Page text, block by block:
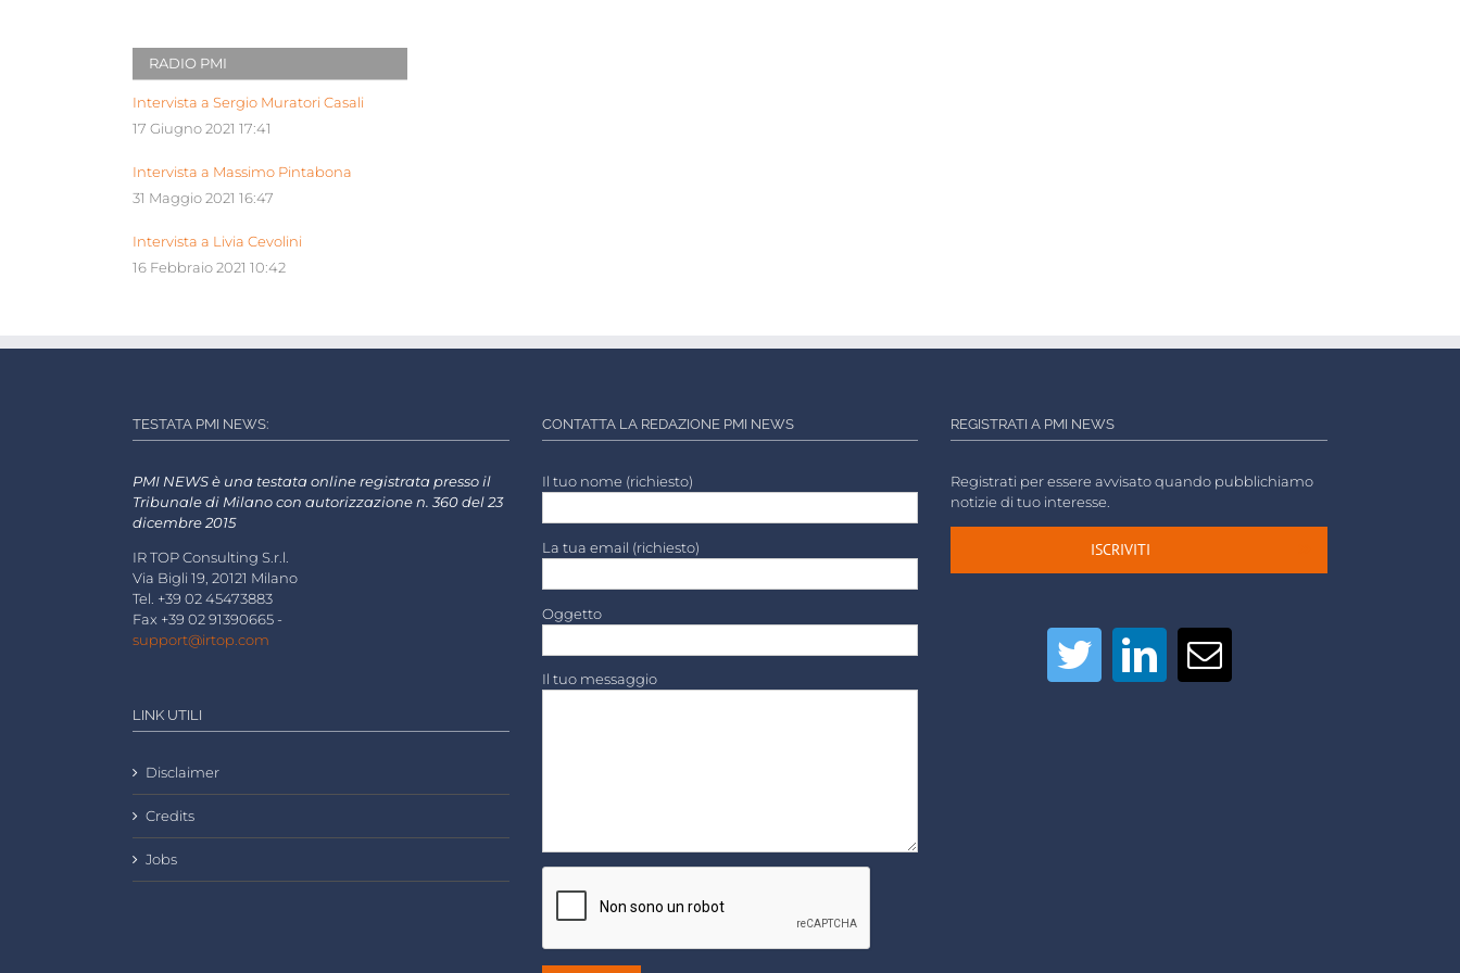
RADIO PMI
Intervista a Sergio Muratori Casali
17 Giugno 2021 17:41
Intervista a Massimo Pintabona
31 Maggio 2021 16:47
Intervista a Livia Cevolini
16 Febbraio 2021 10:42
TESTATA PMI NEWS:
PMI NEWS è una testata online registrata presso il
Tribunale di Milano con autorizzazione n. 360 del 23
dicembre 2015
IR TOP Consulting S.r.l.
Via Bigli 19, 20121 Milano
Tel. +39 02 45473883
Fax +39 02 91390665 -
support@irtop.com
LINK UTILI
Disclaimer
Credits
Jobs
CONTATTA LA REDAZIONE PMI NEWS
Il tuo nome (richiesto)
La tua email (richiesto)
Oggetto
Il tuo messaggio
REGISTRATI A PMI NEWS
Registrati per essere avvisato quando pubblichiamo
notizie di tuo interesse.
ISCRIVITI